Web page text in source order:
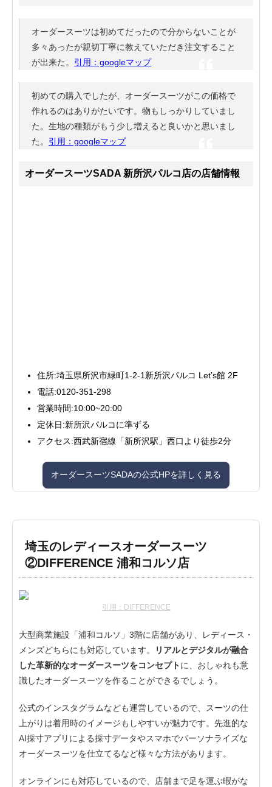
オーダースーツは初めてだったので分からないことが
多々あったが親切丁寧に教えていただき注文すること
が出来た。 引用：googleマップ
初めての購入でしたが、オーダースーツがこの価格で
作れるのはありがたいです。物もしっかりしていまし
た。生地の種類がもう少し増えると良いかと思いまし
た。 引用：googleマップ
オーダースーツSADA 新所沢パルコ店の店舗情報
住所:埼玉県所沢市緑町1-2-1新所沢パルコ Let’s館 2F
電話:0120-351-298
営業時間:10:00~20:00
定休日:新所沢パルコに準ずる
アクセス:西武新宿線「新所沢駅」西口より徒歩2分
オーダースーツSADAの公式HPを詳しく見る
埼玉のレディースオーダースーツ
②DIFFERENCE 浦和コルソ店
引用：DIFFERENCE
大型商業施設「浦和コルソ」3階に店舗があり、レディース・
メンズどちらにも対応しています。
リアルとデジタルが融合
した革新的なオーダースーツをコンセプトに、おしゃれも意
識したオーダースーツを作ることができるでしょう。
公式のインスタグラムなども運営しているので、スーツの仕
上がりは着用時のイメージもしやすいが魅力です。先進的な
AI採寸アプリによる採寸データやスマホでパーソナライズな
オーダースーツを仕立てるなど様々な方法があります。
オンラインにも対応しているので、店舗まで足を運ぶ暇がな